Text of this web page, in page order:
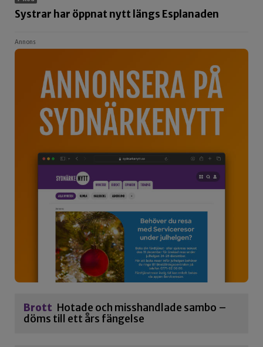
Systrar har öppnat nytt längs Esplanaden
Annons
Brott Hotade och misshandlade sambo –
döms till ett års fängelse